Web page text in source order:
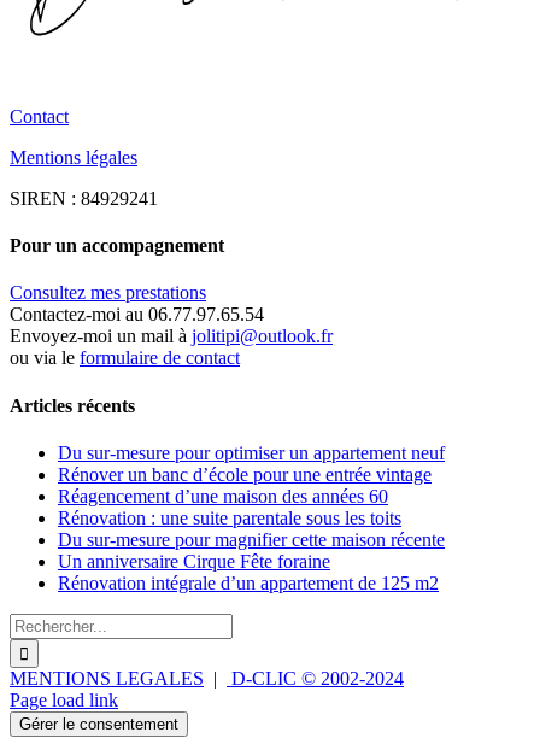
Contact
Mentions légales
SIREN : 84929241
Pour un accompagnement
Consultez mes prestations
Contactez-moi au 06.77.97.65.54
Envoyez-moi un mail à jolitipi@outlook.fr
ou via le formulaire de contact
Articles récents
Du sur-mesure pour optimiser un appartement neuf
Rénover un banc d’école pour une entrée vintage
Réagencement d’une maison des années 60
Rénovation : une suite parentale sous les toits
Du sur-mesure pour magnifier cette maison récente
Un anniversaire Cirque Fête foraine
Rénovation intégrale d’un appartement de 125 m2
Rechercher:
MENTIONS LEGALES |
D-CLIC © 2002-2024
YouTube
Facebook
Instagram
Pinterest
Page load link
Gérer le consentement